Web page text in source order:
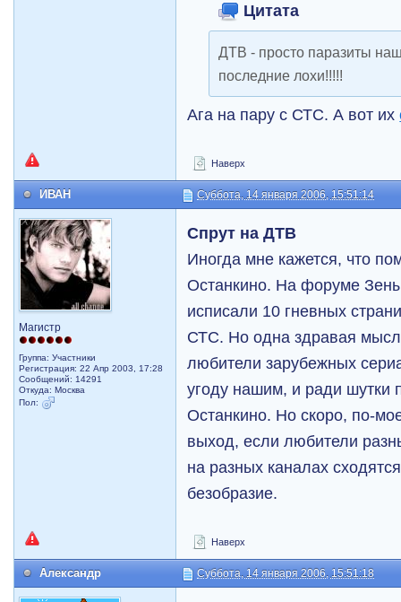
Цитата
ДТВ - просто паразиты
последние лохи!!!!!
Ага на пару с СТС. А вот их
Наверх
ИВАН Суббота, 14 января 2006, 15:51:14
Магистр
Группа: Участники
Регистрация: 22 Апр 2003, 17:28
Сообщений: 14291
Откуда: Москва
Пол:
Спрут на ДТВ
Иногда мне кажется, что
Останкино. На форуме
исписали 10 гневных
СТС. Но одна здравая
любители зарубежных
угоду нашим, и ради шутки
Останкино. Но скоро, по-
выход, если любители
на разных каналах
безобразие.
Наверх
Александр Суббота, 14 января 2006, 15:51:18